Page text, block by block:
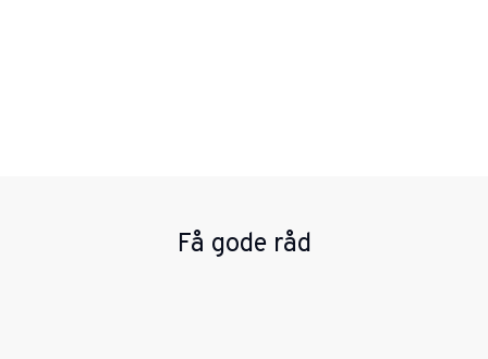
Få gode råd